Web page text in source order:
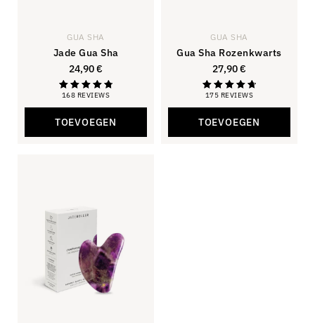
GUA SHA
Jade Gua Sha
24,90€
168 REVIEWS
Beoordeeld
sterren.
TOEVOEGEN
GUA SHA
Gua Sha Rozenkwarts
27,90€
175 REVIEWS
Beoordeling
TOEVOEGEN